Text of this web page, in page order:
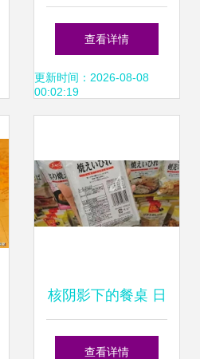
来源与全链条服务
解析
查看详情
更新时间：2026-08-08
00:02:19
核阴影下的餐桌 日
本辐射地区食品改
查看详情